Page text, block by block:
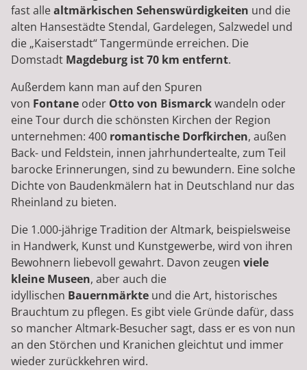
fast allealtmärkischen Sehenswürdigkeiten und die
alten Hansestädte Stendal, Gardelegen, Salzwedel und
die „Kaiserstadt“ Tangermünde erreichen. Die
Domstadt Magdeburg ist 70 km entfernt.
Außerdem kann man auf den Spuren
von Fontane oder Otto von Bismarckwandeln oder
eine Tour durch die schönsten Kirchen der Region
unternehmen: 400 romantische Dorfkirchen, außen
Back- und Feldstein, innen jahrhundertealte, zum Teil
barocke Erinnerungen, sind zu bewundern. Eine solche
Dichte von Baudenkmälern hat in Deutschland nur das
Rheinland zu bieten.
Die 1.000-jährige Tradition der Altmark, beispielsweise
in Handwerk, Kunst und Kunstgewerbe, wird von ihren
Bewohnern liebevoll gewahrt. Davon zeugen viele
kleine Museen, aber auch die
idyllischen Bauernmärkte und die Art, historisches
Brauchtum zu pflegen. Es gibt viele Gründe dafür, dass
so mancher Altmark-Besucher sagt, dass er es von nun
an den Störchen und Kranichen gleichtut und immer
wieder zurückkehren wird.